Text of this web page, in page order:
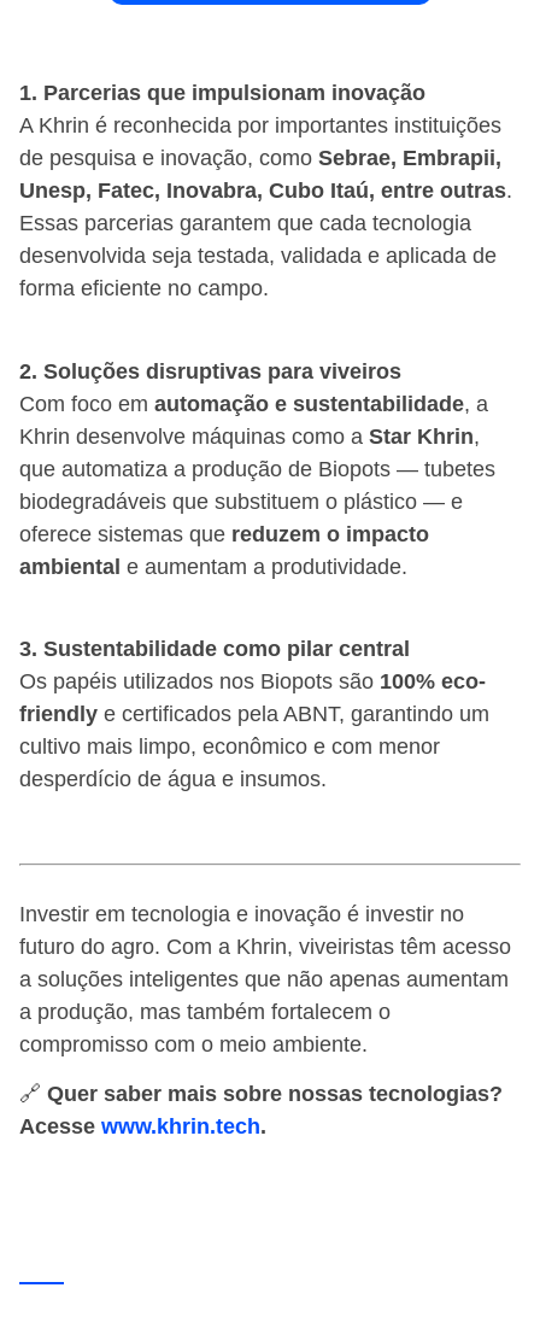
1. Parcerias que impulsionam inovação
A Khrin é reconhecida por importantes instituições
de pesquisa e inovação, como Sebrae, Embrapii,
Unesp, Fatec, Inovabra, Cubo Itaú, entre outras.
Essas parcerias garantem que cada tecnologia
desenvolvida seja testada, validada e aplicada de
forma eficiente no campo.
2. Soluções disruptivas para viveiros
Com foco em automação e sustentabilidade, a
Khrin desenvolve máquinas como a Star Khrin,
que automatiza a produção de Biopots — tubetes
biodegradáveis que substituem o plástico — e
oferece sistemas que reduzem o impacto
ambiental e aumentam a produtividade.
3. Sustentabilidade como pilar central
Os papéis utilizados nos Biopots são 100% eco-
friendly e certificados pela ABNT, garantindo um
cultivo mais limpo, econômico e com menor
desperdício de água e insumos.
Investir em tecnologia e inovação é investir no
futuro do agro. Com a Khrin, viveiristas têm acesso
a soluções inteligentes que não apenas aumentam
a produção, mas também fortalecem o
compromisso com o meio ambiente.
🔗 Quer saber mais sobre nossas tecnologias?
Acesse www.khrin.tech.